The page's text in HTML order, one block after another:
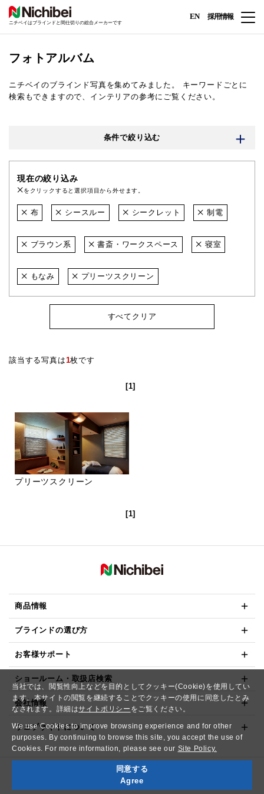
当社では、閲覧性向上などを目的としてクッキー(Cookie)を使用してい
ます。本サイトの閲覧を継続することでクッキーの使用に同意したとみ
なされます。詳細はサイトポリシー をご覧ください。
We use Cookies to improve browsing experience and for other
purposes. By continuing to browse this site, you accept the use of
Cookies. For more information, please see our Site Policy.
同意する
Agree
ニチベイはブラインドと間仕切りの総合メーカーです
EN 採用情報
フォトアルバム
ニチベイのブラインド写真を集めてみました。
キーワードごとに
検索もできますので、インテリアの参考にご覧ください。
条件で絞り込む
現在の絞り込み
をクリックすると選択項目から外せます。
布 シースルー シークレット 制電
ブラウン系 書斎・ワークスペース 寝室
もなみ プリーツスクリーン
すべてクリア
該当する写真は1枚です
[1]
プリーツスクリーン
[1]
商品情報
ブラインドの選び方
お客様サポート
ショールーム・取扱店検索
会社情報
ウェブサイトについて
Copyright© NICHIBEI CO.,LTD. All Rights Reserved.